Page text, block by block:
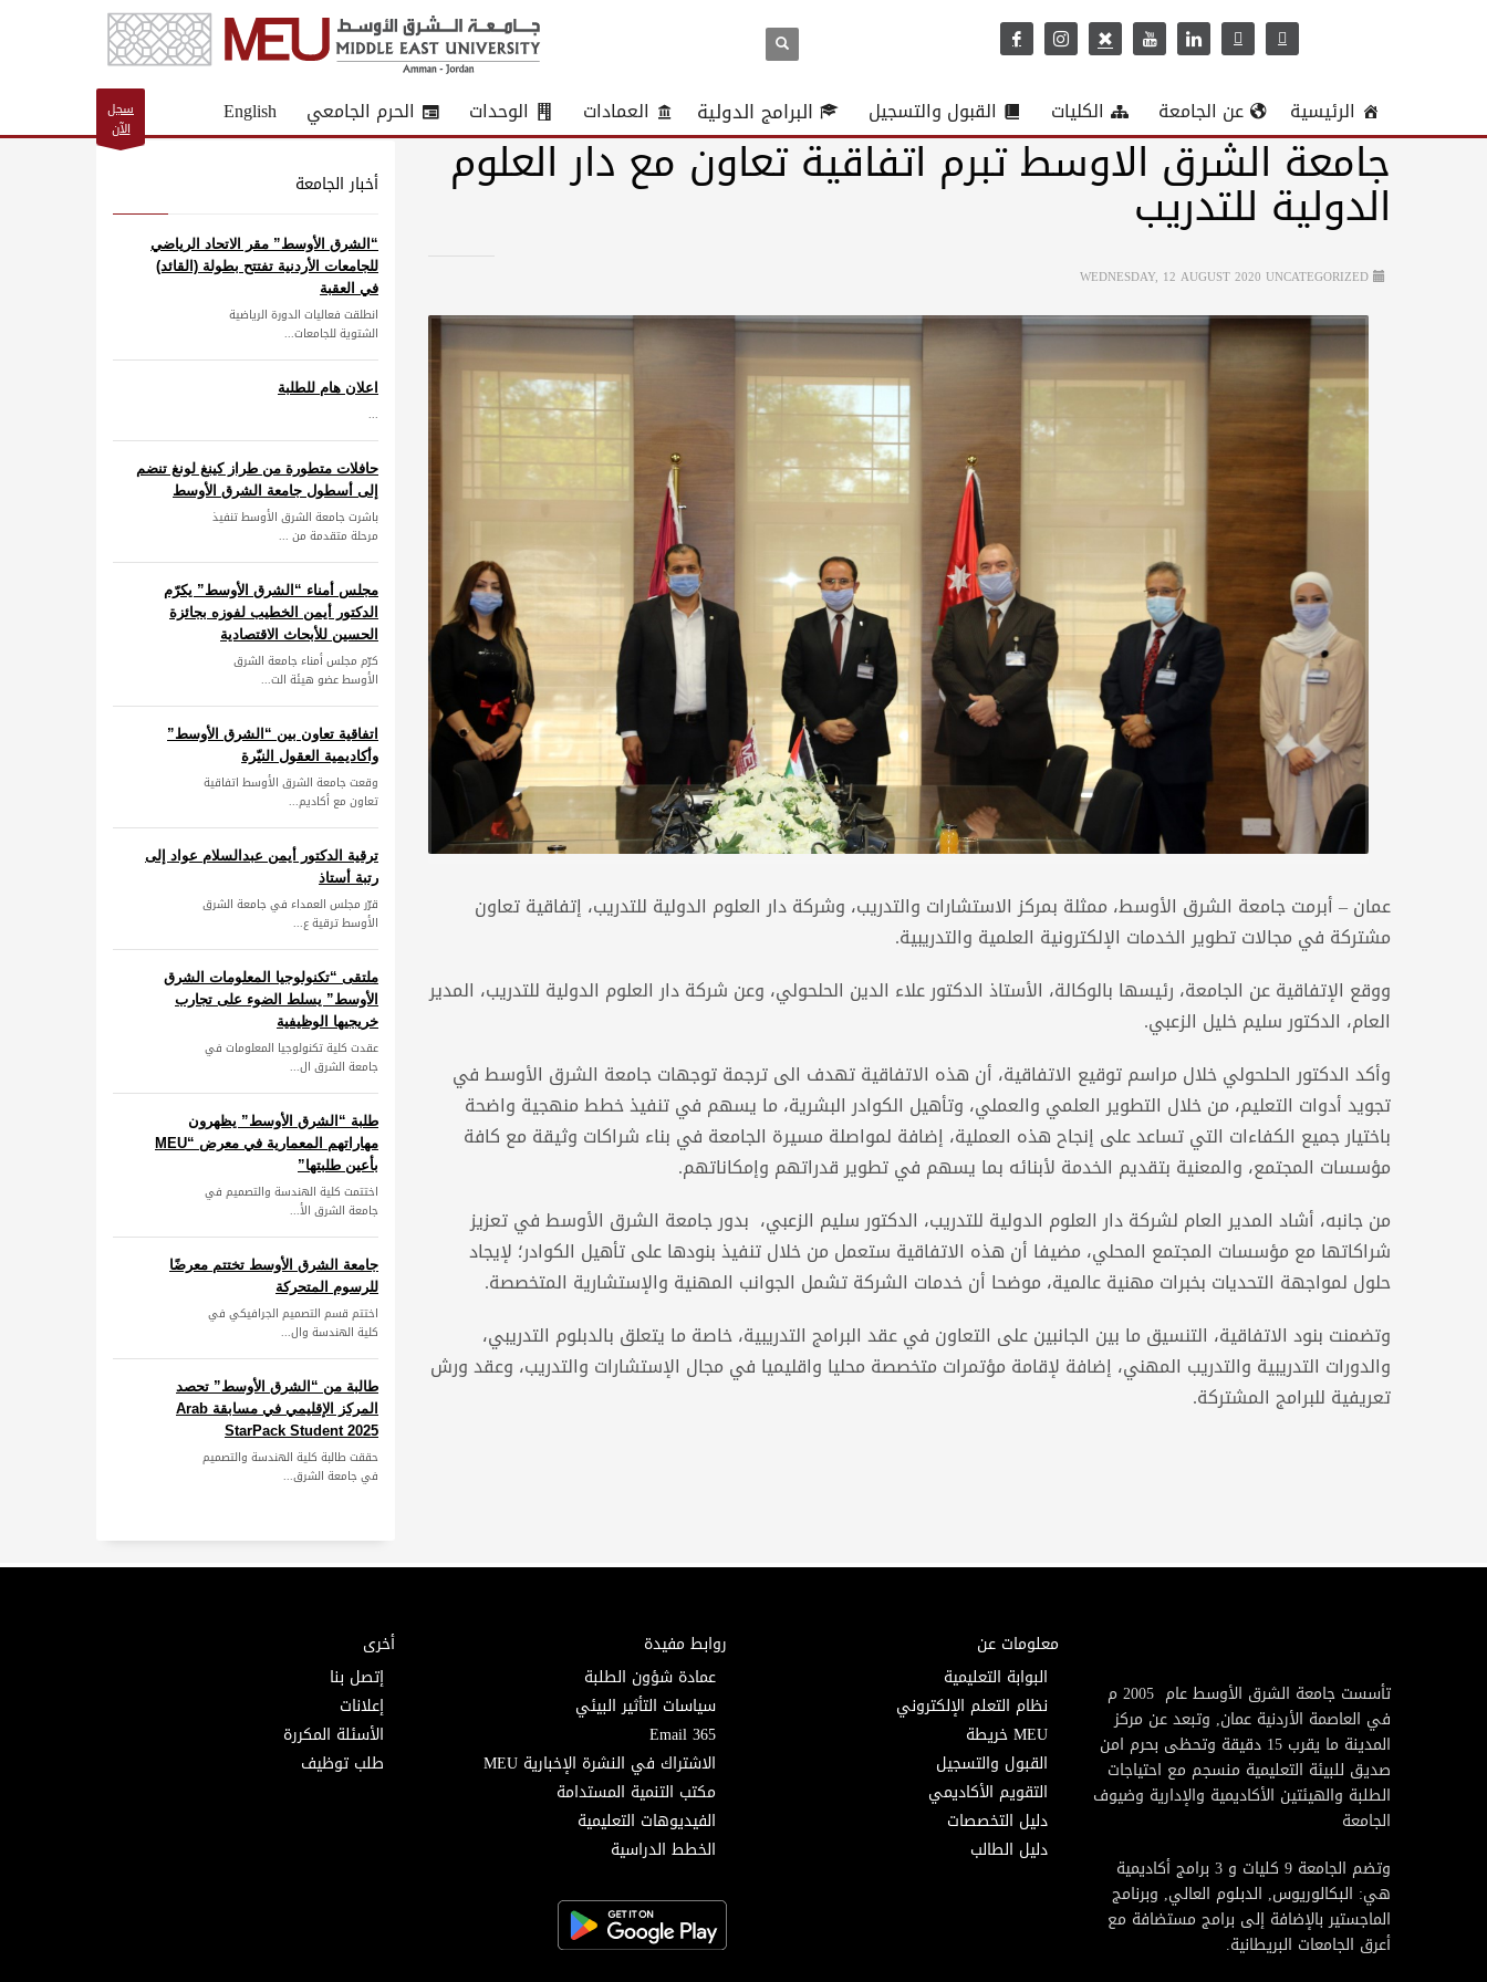
الرئيسية عن الجامعة الكليات القبول والتسجيل البرامج الدولية العمادات الوحدات الحرم الجامعي English
سجل
الآن
جامعة الشرق الاوسط تبرم اتفاقية تعاون مع دار العلوم
الدولية للتدريب
WEDNESDAY, 12 AUGUST 2020 UNCATEGORIZED
عمان – أبرمت جامعة الشرق الأوسط، ممثلة بمركز الاستشارات والتدريب، وشركة دار العلوم الدولية للتدريب، إتفاقية تعاون
مشتركة في مجالات تطوير الخدمات الإلكترونية العلمية والتدريبية.
ووقع الإتفاقية عن الجامعة، رئيسها بالوكالة، الأستاذ الدكتور علاء الدين الحلحولي، وعن شركة دار العلوم الدولية للتدريب، المدير
العام، الدكتور سليم خليل الزعبي.
وأكد الدكتور الحلحولي خلال مراسم توقيع الاتفاقية، أن هذه الاتفاقية تهدف الى ترجمة توجهات جامعة الشرق الأوسط في
تجويد أدوات التعليم، من خلال التطوير العلمي والعملي، وتأهيل الكوادر البشرية، ما يسهم في تنفيذ خطط منهجية واضحة
باختيار جميع الكفاءات التي تساعد على إنجاح هذه العملية، إضافة لمواصلة مسيرة الجامعة في بناء شراكات وثيقة مع كافة
مؤسسات المجتمع، والمعنية بتقديم الخدمة لأبنائه بما يسهم في تطوير قدراتهم وإمكاناتهم.
من جانبه، أشاد المدير العام لشركة دار العلوم الدولية للتدريب، الدكتور سليم الزعبي، بدور جامعة الشرق الأوسط في تعزيز
شراكاتها مع مؤسسات المجتمع المحلي، مضيفا أن هذه الاتفاقية ستعمل من خلال تنفيذ بنودها على تأهيل الكوادر؛ لإيجاد
حلول لمواجهة التحديات بخبرات مهنية عالمية، موضحا أن خدمات الشركة تشمل الجوانب المهنية والإستشارية المتخصصة.
وتضمنت بنود الاتفاقية، التنسيق ما بين الجانبين على التعاون في عقد البرامج التدريبية، خاصة ما يتعلق بالدبلوم التدريبي،
والدورات التدريبية والتدريب المهني، إضافة لإقامة مؤتمرات متخصصة محليا واقليميا في مجال الإستشارات والتدريب، وعقد ورش
تعريفية للبرامج المشتركة.
أخبار الجامعة
“الشرق الأوسط” مقر الاتحاد الرياضي
للجامعات الأردنية تفتتح بطولة (القائد)
في العقبة
انطلقت فعاليات الدورة الرياضية
الشتوية للجامعات...
اعلان هام للطلبة
...
حافلات متطورة من طراز كينغ لونغ تنضم
إلى أسطول جامعة الشرق الأوسط
باشرت جامعة الشرق الأوسط تنفيذ
مرحلة متقدمة من ...
مجلس أمناء “الشرق الأوسط” يكرّم
الدكتور أيمن الخطيب لفوزه بجائزة
الحسين للأبحاث الاقتصادية
كرّم مجلس أمناء جامعة الشرق
الأوسط عضو هيئة الت...
اتفاقية تعاون بين “الشرق الأوسط”
وأكاديمية العقول النيّرة
وقعت جامعة الشرق الأوسط اتفاقية
تعاون مع أكاديم...
ترقية الدكتور أيمن عبدالسلام عواد إلى
رتبة أستاذ
قرّر مجلس العمداء في جامعة الشرق
الأوسط ترقية ع...
ملتقى “تكنولوجيا المعلومات الشرق
الأوسط” يسلط الضوء على تجارب
خريجيها الوظيفية
عقدت كلية تكنولوجيا المعلومات في
جامعة الشرق ال...
طلبة “الشرق الأوسط” يظهرون
مهاراتهم المعمارية في معرض “MEU
بأعين طلبتها”
اختتمت كلية الهندسة والتصميم في
جامعة الشرق الأ...
جامعة الشرق الأوسط تختتم معرضًا
للرسوم المتحركة
اختتم قسم التصميم الجرافيكي في
كلية الهندسة وال...
طالبة من “الشرق الأوسط” تحصد
المركز الإقليمي في مسابقة Arab
StarPack Student 2025
حققت طالبة كلية الهندسة والتصميم
في جامعة الشرق...
تأسست جامعة الشرق الأوسط عام 2005 م
في العاصمة الأردنية عمان, وتبعد عن مركز
المدينة ما يقرب 15 دقيقة وتحظى بحرم امن
صديق للبيئة التعليمية منسجم مع احتياجات
الطلبة والهيئتين الأكاديمية والإدارية وضيوف
الجامعة
وتضم الجامعة 9 كليات و 3 برامج أكاديمية
هي: البكالوريوس, الدبلوم العالي, وبرنامج
الماجستير بالإضافة إلى برامج مستضافة مع
أعرق الجامعات البريطانية.
معلومات عن
البوابة التعليمية
نظام التعلم الإلكتروني
MEU خريطة
القبول والتسجيل
التقويم الأكاديمي
دليل التخصصات
دليل الطالب
روابط مفيدة
عمادة شؤون الطلبة
سياسات التأثير البيئي
Email 365
الاشتراك في النشرة الإخبارية MEU
مكتب التنمية المستدامة
الفيديوهات التعليمية
الخطط الدراسية
أخرى
إتصل بنا
إعلانات
الأسئلة المكررة
طلب توظيف